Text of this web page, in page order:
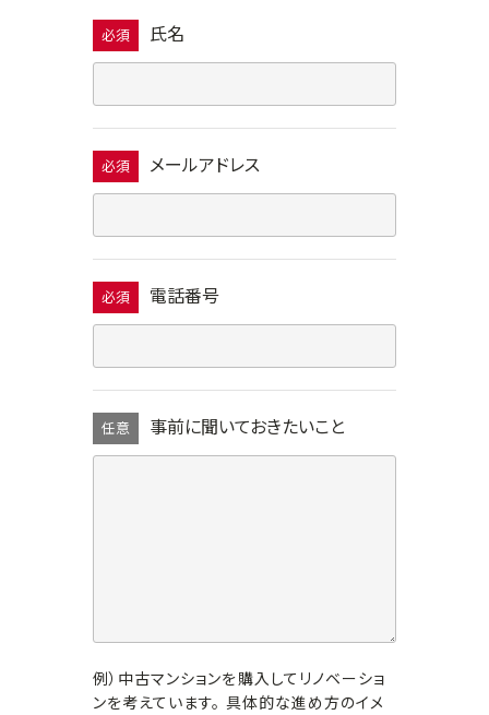
必須 氏名
必須 メールアドレス
必須 電話番号
任意 事前に聞いておきたいこと
例）中古マンションを購入してリノベーショ
ンを考えています。 具体的な進め方のイメ